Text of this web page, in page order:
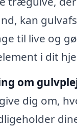
kan
til live og
i dit
om
dig om,